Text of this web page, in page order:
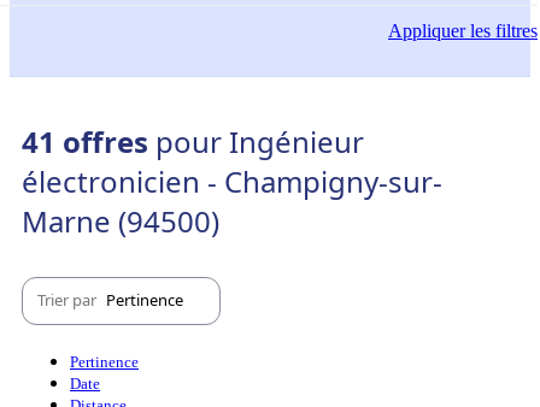
Appliquerles filtres
41 offres pour Ingénieur
électronicien - Champigny-sur-
Marne (94500)
Trier par Pertinence
Pertinence
Date